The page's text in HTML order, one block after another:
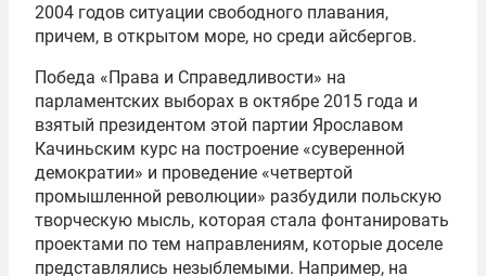
2004 годов ситуации свободного плавания,
причем, в открытом море, но среди айсбергов.
Победа «Права и Справедливости» на
парламентских выборах в октябре 2015 года и
взятый президентом этой партии Ярославом
Качиньским курс на построение «суверенной
демократии» и проведение «четвертой
промышленной революции» разбудили польскую
творческую мысль, которая стала фонтанировать
проектами по тем направлениям, которые доселе
представлялись незыблемыми. Например, на